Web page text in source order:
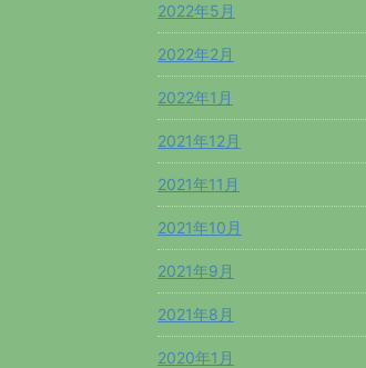
2022年5月
2022年2月
2022年1月
2021年12月
2021年11月
2021年10月
2021年9月
2021年8月
2020年1月